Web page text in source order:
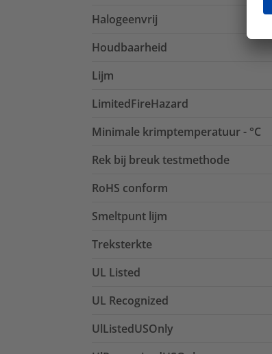
Halogeenvrij
Houdbaarheid
Lijm
LimitedFireHazard
Minimale krimptemperatuur - °C
Rek bij breuk testmethode
RoHS conform
Smeltpunt lijm
Treksterkte
UL Listed
UL Recognized
UlListedUSOnly